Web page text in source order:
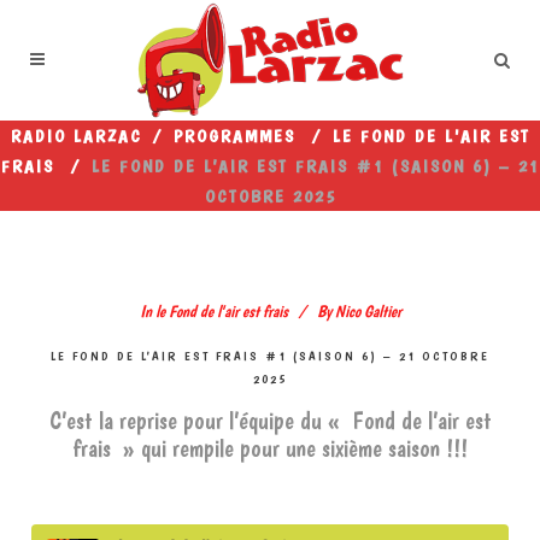
RADIO LARZAC / PROGRAMMES / LE FOND DE L'AIR EST
FRAIS
/ LE FOND DE L’AIR EST FRAIS #1 (SAISON 6) – 21
OCTOBRE 2025
In le Fond de l'air est frais By Nico Galtier
LE FOND DE L’AIR EST FRAIS #1 (SAISON 6) – 21 OCTOBRE
2025
C’est la reprise pour l’équipe du « Fond de l’air est
frais » qui rempile pour une sixième saison !!!